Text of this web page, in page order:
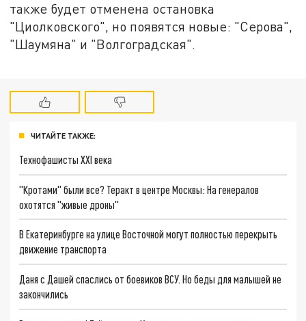
также будет отменена остановка
"Циолковского", но появятся новые: "Серова",
"Шаумяна" и "Волгоградская".
ЧИТАЙТЕ ТАКЖЕ:
Технофашисты XXI века
"Кротами" были все? Теракт в центре Москвы: На генералов
охотятся "живые дроны"
В Екатеринбурге на улице Восточной могут полностью перекрыть
движение транспорта
Даня с Дашей спаслись от боевиков ВСУ. Но беды для малышей не
закончились